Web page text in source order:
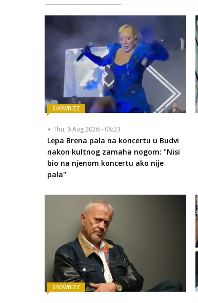
SHOWBIZZ
Thu, 6 Aug 2026 - 08:23
Lepa Brena pala na koncertu u Budvi
nakon kultnog zamaha nogom: "Nisi
bio na njenom koncertu ako nije
pala"
SHOWBIZZ